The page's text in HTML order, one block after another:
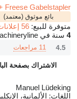
Freese Gabelstapler
بائع موثوق (معتمد)
متوفرة للبيع: 56 إعلانات
4 سنة في Machineryline
4.5 11 مراجعات
الاشتراك بصفحة
Manuel Lüdeking
اللغات: الألمانية،